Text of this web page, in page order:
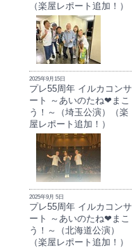
（楽屋レポート追加！）
2025年9月15日
プレ55周年 イルカコンサ
ート ～あいのたね❤まこ
う！～（埼玉公演）（楽
屋レポート追加！）
2025年9月 5日
プレ55周年 イルカコンサ
ート ～あいのたね❤まこ
う！～（北海道公演）
（楽屋レポート追加！）